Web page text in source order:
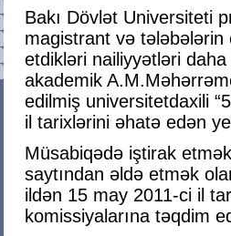
Bakı Dövlət Universiteti
magistrant və tələbələrin
etdikləri nailiyyətləri
akademik
edilmiş universitetdaxili
il tarixlərini əhatə edən
Müsabiqədə iştirak
saytından əldə etmək
ildən 15 may 2011-ci il
komissiyalarına təqdim